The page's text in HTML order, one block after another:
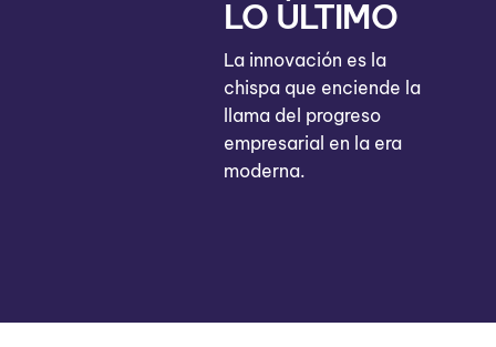
LO ÚLTIMO
La innovación es la
chispa que enciende la
llama del progreso
empresarial en la era
moderna.